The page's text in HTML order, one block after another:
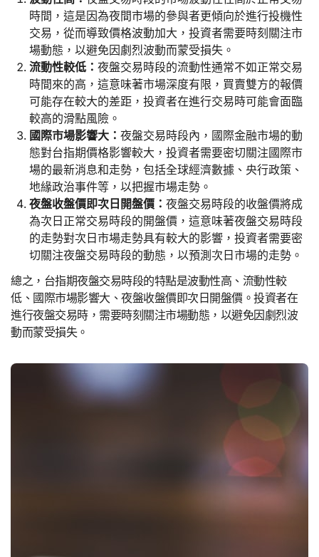
時間，這是因為夜間市場的參與者更傾向於進行投機性
交易，從而導致價格波動加大，投資者需要時刻關注市
場動態，以避免因劇烈波動而蒙受損失。
流動性較低： 夜盤交易時段的流動性通常不如正常交易
時間來的高，這意味著市場深度有限，買賣雙方的報價
可能存在較大的差距，投資者在進行交易時可能會面臨
較高的滑點風險。
國際市場影響大： 夜盤交易時段內，國際金融市場的動
態對台指期價格影響較大，投資者需要密切關注國際市
場的最新消息和走勢，包括全球經濟數據、央行政策、
地緣政治事件等，以把握市場走勢。
夜盤收盤價即次日開盤價： 夜盤交易時段的收盤價將成
為次日正常交易時段的開盤價，這意味著夜盤交易時段
的走勢對次日市場走勢具有較大的影響，投資者需要密
切關注夜盤交易時段的動態，以預測次日市場的走勢。
總之，台指期夜盤交易時段的特點是波動性高、流動性較
低、國際市場影響大、夜盤收盤價即次日開盤價。投資者在
進行夜盤交易時，需要時刻關注市場動態，以避免因劇烈波
動而蒙受損失。